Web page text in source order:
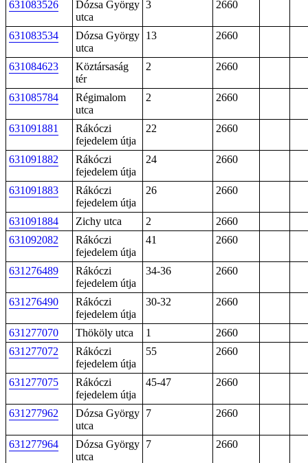
631083526
Dózsa György
utca
3 2660
631083534
Dózsa György
utca
13 2660
631084623
Köztársaság
tér
2 2660
631085784
Régimalom
utca
2 2660
631091881
Rákóczi
fejedelem útja
22 2660
631091882
Rákóczi
fejedelem útja
24 2660
631091883
Rákóczi
fejedelem útja
26 2660
631091884 Zichy utca 2
2660
631092082
Rákóczi
fejedelem útja
41 2660
631276489
Rákóczi
fejedelem útja
34-36 2660
631276490
Rákóczi
fejedelem útja
30-32 2660
631277070 Thököly utca 1
2660
631277072
Rákóczi
fejedelem útja
55 2660
631277075
Rákóczi
fejedelem útja
45-47 2660
631277962
Dózsa György
utca
7 2660
631277964
Dózsa György
utca
7 2660